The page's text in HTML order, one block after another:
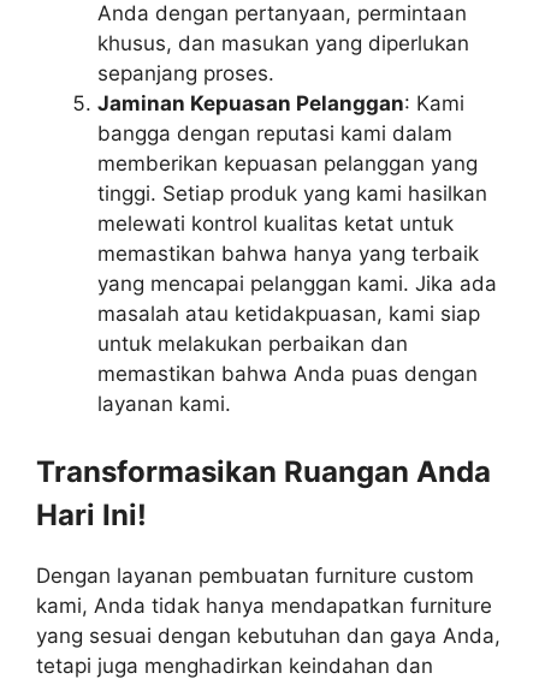
Anda dengan pertanyaan, permintaan
khusus, dan masukan yang diperlukan
sepanjang proses.
Jaminan Kepuasan Pelanggan: Kami
bangga dengan reputasi kami dalam
memberikan kepuasan pelanggan yang
tinggi. Setiap produk yang kami hasilkan
melewati kontrol kualitas ketat untuk
memastikan bahwa hanya yang terbaik
yang mencapai pelanggan kami. Jika ada
masalah atau ketidakpuasan, kami siap
untuk melakukan perbaikan dan
memastikan bahwa Anda puas dengan
layanan kami.
Transformasikan Ruangan Anda
Hari Ini!
Dengan layanan pembuatan furniture custom
kami, Anda tidak hanya mendapatkan furniture
yang sesuai dengan kebutuhan dan gaya Anda,
tetapi juga menghadirkan keindahan dan